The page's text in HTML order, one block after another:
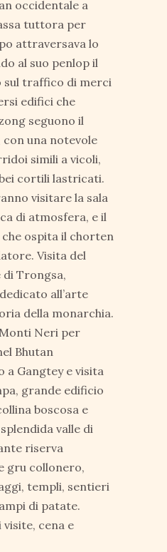
occidentale a
tuttora per
attraversava lo
al suo penlop il
traffico di merci
edifici che
seguono il
una notevole
simili a vicoli,
cortili lastricati.
visitare la sala
di atmosfera, e il
ospita il chorten
Visita del
di Trongsa,
all’arte
della monarchia.
Neri per
Bhutan
a Gangtey e visita
grande edificio
boscosa e
valle di
riserva
gru collonero,
templi, sentieri
di patate.
cena e